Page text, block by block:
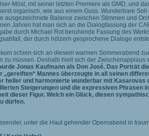
Möst, mit seiner letzten Premiere als GMD, und
organisch, wie aus einem Guss. Wunderbare
ausgezeichnete Balance zwischen Stimmen und
Jahren hat man sich an die Dialogfassung der
durch Michael Rot beruhende Fassung des
der durch hölzern gesprochene Dialoge
schien sich an diesem warmen Sommerabend
zu müssen. Deshalb hielt sich der
Jonas Kaufmann als Don José. Das Porträt
„gereiften“ Mannes überzeugte in all seinen
heller und harmonierte wunderbar mit
Steigerungen und die expressiven Phrasen
dieser Figur. Welch ein Glück, diesen
dürfen.
unter die Haut gehender Opernabend in